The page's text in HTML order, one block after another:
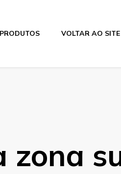
PRODUTOS VOLTAR AO SITE
zona